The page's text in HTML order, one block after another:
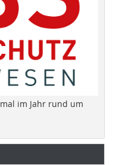
im Jahr rund um